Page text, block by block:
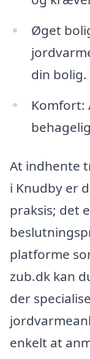
Øget
din bolig.
Komfort:
At indhente
i Knudby er
praksis; det
platforme
zub.dk kan
der
enkelt at